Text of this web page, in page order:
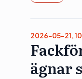
2026-05-21,
ägnar